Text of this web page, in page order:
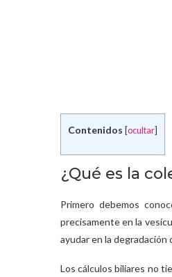
Contenidos ocultar
¿Qué es la
Primero debemos
precisamente en la
ayudar en la degradación
Los cálculos biliares no